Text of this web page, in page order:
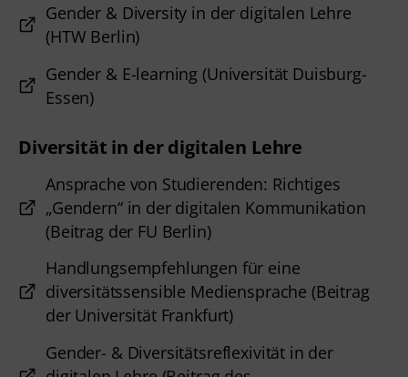
Gender & Diversity in der digitalen Lehre
(HTW Berlin)
Gender & E-learning (Universität Duisburg-
Essen)
Diversität in der digitalen Lehre
Ansprache von Studierenden: Richtiges
„Gendern“ in der digitalen Kommunikation
(Beitrag der FU Berlin)
Handlungsempfehlungen für eine
diversitätssensible Mediensprache (Beitrag
der Universität Frankfurt)
Gender- & Diversitätsreflexivität in der